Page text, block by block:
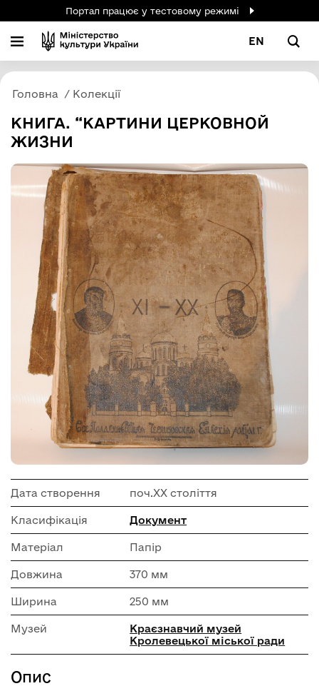
Портал працює у тестовому режимі
EN
Головна Колекції
КНИГА. “КАРТИНИ ЦЕРКОВНОЙ
ЖИЗНИ
Дата створення поч.XX століття
Класифікація Документ
Матеріал Папір
Довжина 370 мм
Ширина 250 мм
Музей
Краєзнавчий музей
Кролевецької міської ради
Опис